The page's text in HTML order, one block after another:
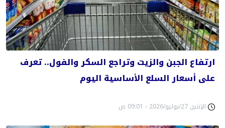
ارتفاع الجبن والزيت وتراجع السكر والفول.. تعرف
على أسعار السلع الأساسية اليوم
الإثنين 27/يوليو/2026 - 09:01 ص